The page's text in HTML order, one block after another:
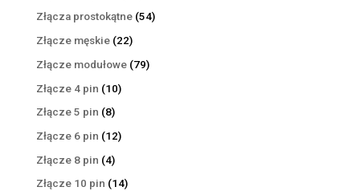
produktów
Złącza prostokątne 5454
Złącze męskie 2222
produkty
Złącze modułowe 7979
Złącze 4 pin 1010
Złącze 5 pin 88
produktów
Złącze 6 pin 1212
Złącze 8 pin 44
produkty
Złącze 10 pin 1414